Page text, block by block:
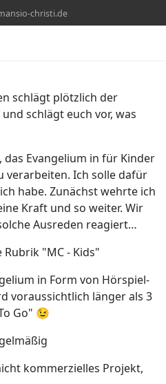
christi.de
schlägt plötzlich der
schlägt euch vor, was
Evangelium in für Kinder
verarbeiten. Ich solle dafür
habe. Zunächst wehrte ich
Kraft und so weiter. Wir
Ausreden reagiert…
"MC - Kids"
in Form von Hörspiel-
voraussichtlich länger als 3
Go" 😉
kommerzielles Projekt,